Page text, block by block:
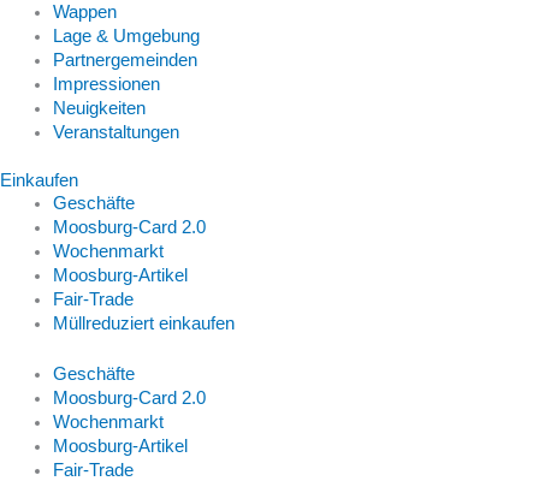
Wappen
Lage & Umgebung
Partnergemeinden
Impressionen
Neuigkeiten
Veranstaltungen
Einkaufen
Geschäfte
Moosburg-Card 2.0
Wochenmarkt
Moosburg-Artikel
Fair-Trade
Müllreduziert einkaufen
Geschäfte
Moosburg-Card 2.0
Wochenmarkt
Moosburg-Artikel
Fair-Trade